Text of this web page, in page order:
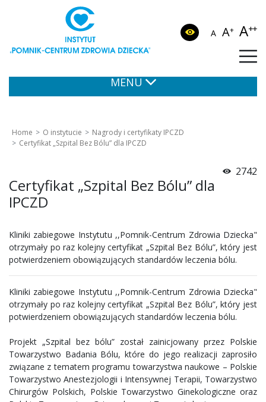
A A+ A++
MENU
Home O instytucie
Nagrody i certyfikaty IPCZD
Certyfikat „Szpital Bez Bólu” dla IPCZD
2742
Certyfikat „Szpital Bez Bólu” dla
IPCZD
Kliniki zabiegowe Instytutu ,,Pomnik-Centrum Zdrowia Dziecka"
otrzymały po raz kolejny certyfikat „Szpital Bez Bólu”, który jest
potwierdzeniem obowiązujących standardów leczenia bólu.
Kliniki zabiegowe Instytutu ,,Pomnik-Centrum Zdrowia Dziecka"
otrzymały po raz kolejny certyfikat „Szpital Bez Bólu”, który jest
potwierdzeniem obowiązujących standardów leczenia bólu.
Projekt „Szpital bez bólu” został zainicjowany przez Polskie
Towarzystwo Badania Bólu, które do jego realizacji zaprosiło
związane z tematem programu towarzystwa naukowe – Polskie
Towarzystwo Anestezjologii i Intensywnej Terapii, Towarzystwo
Chirurgów Polskich, Polskie Towarzystwo Ginekologiczne oraz